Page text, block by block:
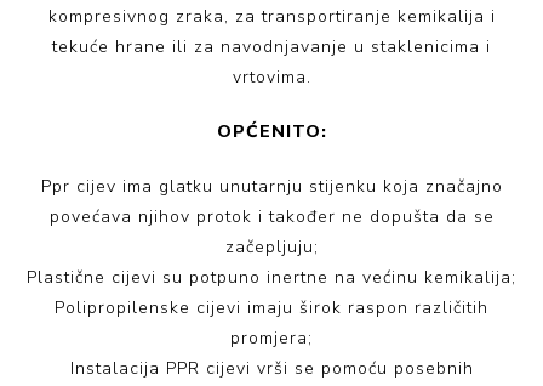
kompresivnog zraka, za transportiranje kemikalija i
tekuće hrane ili za navodnjavanje u staklenicima i
vrtovima.
OPĆENITO:
Ppr cijev ima glatku unutarnju stijenku koja značajno
povećava njihov protok i također ne dopušta da se
začepljuju;
Plastične cijevi su potpuno inertne na većinu kemikalija;
Polipropilenske cijevi imaju širok raspon različitih
promjera;
Instalacija PPR cijevi vrši se pomoću posebnih